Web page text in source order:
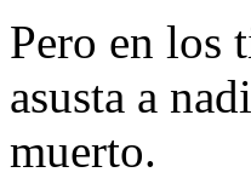
Pero en los
asusta a
muerto.